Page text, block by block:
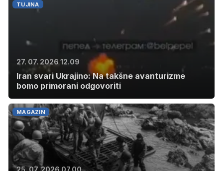
TUJINA
27. 07. 2026 12.09
Iran svari Ukrajino: Na takšne avanturizme
bomo primorani odgovoriti
MAGAZIN
25. 07. 2026 07.00